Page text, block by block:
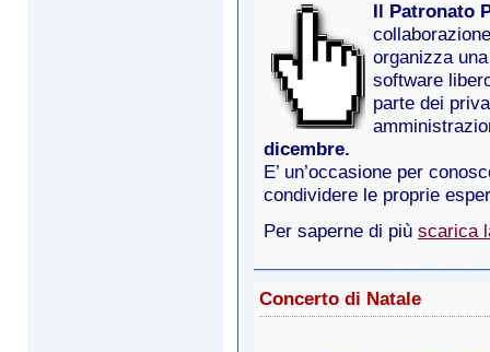
Il Patronato
organizza
software
parte dei
dicembre.
E’ un’occasione per
condividere le proprie
Per saperne di più scarica
Concerto di Natale